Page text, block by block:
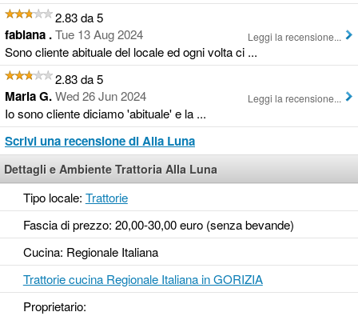
2.83 da 5
fabiana .Tue 13 Aug 2024
Sono cliente abituale del locale ed ogni volta ci ...
Leggi la recensione...
2.83 da 5
Maria G.Wed 26 Jun 2024
Io sono cliente diciamo 'abituale' e la ...
Leggi la recensione...
Scrivi una recensione di Alla Luna
Dettagli e Ambiente Trattoria Alla Luna
Tipo locale: Trattorie
Fascia di prezzo: 20,00-30,00 euro (senza bevande)
Cucina: Regionale Italiana
Trattorie cucina Regionale Italiana in GORIZIA
Proprietario: